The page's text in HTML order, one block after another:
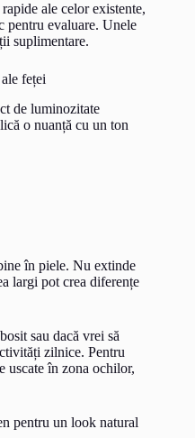
ale celor existente,
pentru evaluare. Unele
suplimentare.
feței
de luminozitate
o nuanță cu un ton
în piele. Nu extinde
largi pot crea diferențe
sau dacă vrei să
zilnice. Pentru
uscate în zona ochilor,
pentru un look natural